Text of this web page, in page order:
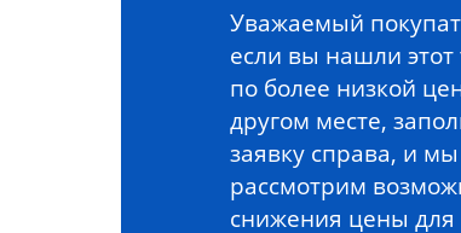
Уважаемый
если вы нашли этот
по более низкой
другом месте,
заявку справа, и мы
рассмотрим
снижения цены для